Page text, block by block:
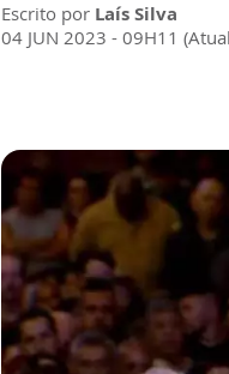
Escrito por Laís Silva
04 JUN 2023 - 09H11